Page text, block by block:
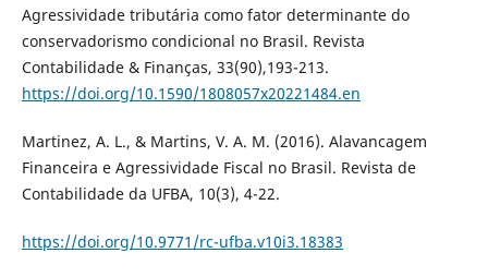
Agressividade tributária como fator determinante do
conservadorismo condicional no Brasil. Revista
Contabilidade & Finanças, 33(90),193-213.
https://doi.org/10.1590/1808057x20221484.en
Martinez, A. L., & Martins, V. A. M. (2016). Alavancagem
Financeira e Agressividade Fiscal no Brasil. Revista de
Contabilidade da UFBA, 10(3), 4-22.
https://doi.org/10.9771/rc-ufba.v10i3.18383